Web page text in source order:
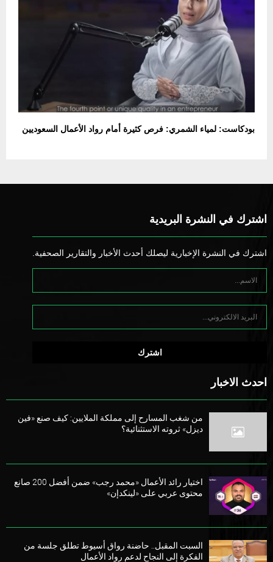
بودكاست: لمياء الشمري: فرص كثيرة أمام رواد الأعمال السعوديين
اشترك في النشرة البريدية
اشترك في النشرة الإخبارية ليصلك أحدث الأخبار والتقارير الصحفية.
احدث الاخبار
من شغب المسارح إلى مملكة الملايين: كيف صنع «فين
ديزل» ثروته الاستثنائية؟
اختيار رائد الأعمال «محمد رجب» ضمن أفضل 200 صانع
محتوى عربي على «لينكدإن»
السبت المقبل.. حاضنة رواق أسيوط تطلق جلسة من
الفكرة إلى النجاح لدعم رواد الأعمال